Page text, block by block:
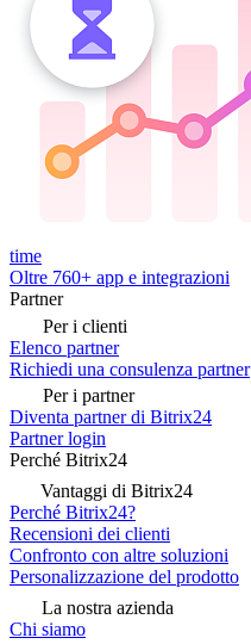
time
Oltre 760+ app e integrazioni
Partner
Per i clienti
Elenco partner
Richiedi una consulenza partner
Per i partner
Diventa partner di Bitrix24
Partner login
Perché Bitrix24
Vantaggi di Bitrix24
Perché Bitrix24?
Recensioni dei clienti
Confronto con altre soluzioni
Personalizzazione del prodotto
La nostra azienda
Chi siamo